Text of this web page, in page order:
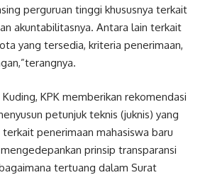
perguruan tinggi khususnya terkait
akuntabilitasnya. Antara lain terkait
yang tersedia, kriteria penerimaan,
KPK memberikan rekomendasi
petunjuk teknis (juknis) yang
penerimaan mahasiswa baru
prinsip transparansi
tertuang dalam Surat